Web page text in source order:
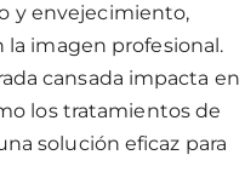
y envejecimiento,
la imagen profesional.
cansada impacta en
los tratamientos de
solución eficaz para